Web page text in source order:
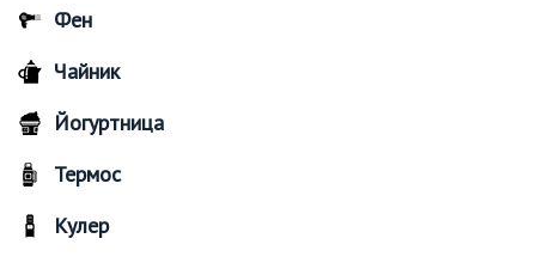
Фен
Чайник
Йогуртница
Термос
Кулер